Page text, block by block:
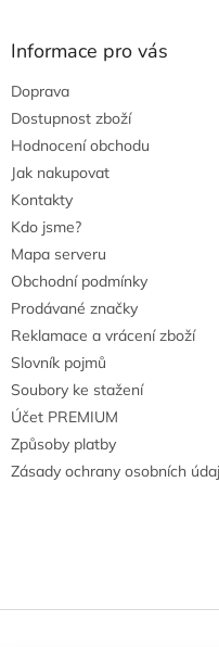
Informace pro vás
Doprava
Dostupnost zboží
Hodnocení obchodu
Jak nakupovat
Kontakty
Kdo jsme?
Mapa serveru
Obchodní podmínky
Prodávané značky
Reklamace a vrácení zboží
Slovník pojmů
Soubory ke stažení
Účet PREMIUM
Způsoby platby
Zásady ochrany osobních